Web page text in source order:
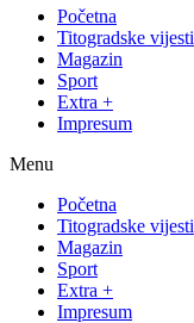
Početna
Titogradske vijesti
Magazin
Sport
Extra +
Impresum
Menu
Početna
Titogradske vijesti
Magazin
Sport
Extra +
Impresum